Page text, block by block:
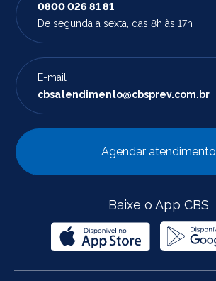
0800 026 81 81
De segunda a sexta, das 8h às 17h
E-mail
cbsatendimento@cbsprev.com.br
Agendar atendimento
Baixe o App CBS